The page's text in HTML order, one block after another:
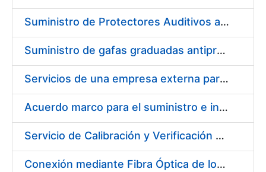
Suministro de Protectores Auditivos a medida para las personas trabajadoras de los Centros de Trabajo de Madrid y Burgos
Suministro de gafas graduadas antiproyecciones para los trabajadores de la FNMT-RCM en los centros de trabajo de Madrid y Burgos
Servicios de una empresa externa para el asesoramiento y resolución de los recursos de alzada que se presentan relacionados con procesos de selección para la FNMT-RCM
Acuerdo marco para el suministro e instalación de persianas, estores y otros complementos
Servicio de Calibración y Verificación Externa de los Equipos de Medición del Servicio de Prevención de la FNMT-RCM
Conexión mediante Fibra Óptica de los Centros de Proceso de Datos (CPDs) de las sedes de la FNMT-RCM de Burgos y Madrid